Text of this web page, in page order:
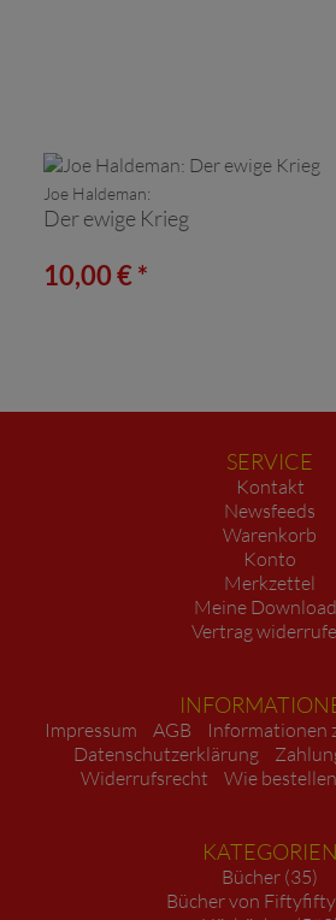
Joe Haldeman:
Der ewige Krieg
10,00 € *
SERVICE
Kontakt
Newsfeeds
Warenkorb
Konto
Merkzettel
Meine
Vertrag
Impressum AGB
Informationen
Datenschutzerklärung
Widerrufsrecht
Wie
KATEGORIEN
Bücher (35)
Bücher von